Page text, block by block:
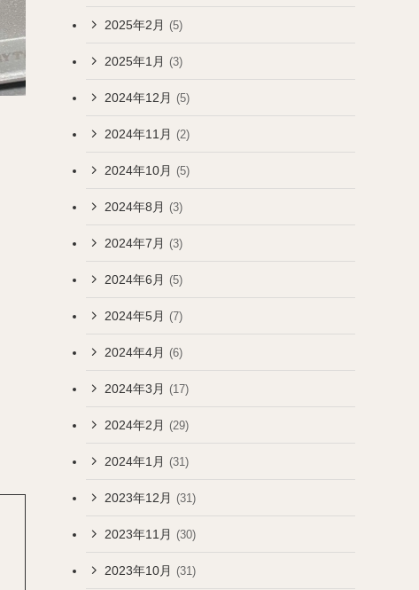
2025年2月 (5)
2025年1月 (3)
2024年12月 (5)
2024年11月 (2)
2024年10月 (5)
2024年8月 (3)
2024年7月 (3)
2024年6月 (5)
2024年5月 (7)
2024年4月 (6)
2024年3月 (17)
2024年2月 (29)
2024年1月 (31)
2023年12月 (31)
2023年11月 (30)
2023年10月 (31)